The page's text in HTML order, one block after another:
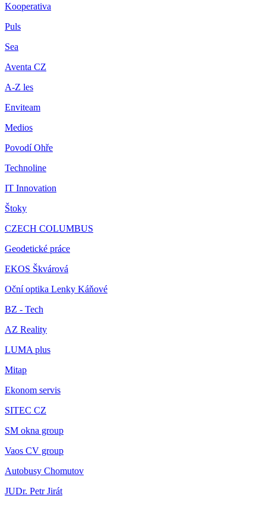
Kooperativa
Puls
Sea
Aventa CZ
A-Z les
Enviteam
Medios
Povodí Ohře
Technoline
IT Innovation
Štoky
CZECH COLUMBUS
Geodetické práce
EKOS Škvárová
Oční optika Lenky Káňové
BZ - Tech
AZ Reality
LUMA plus
Mitap
Ekonom servis
SITEC CZ
SM okna group
Vaos CV group
Autobusy Chomutov
JUDr. Petr Jirát